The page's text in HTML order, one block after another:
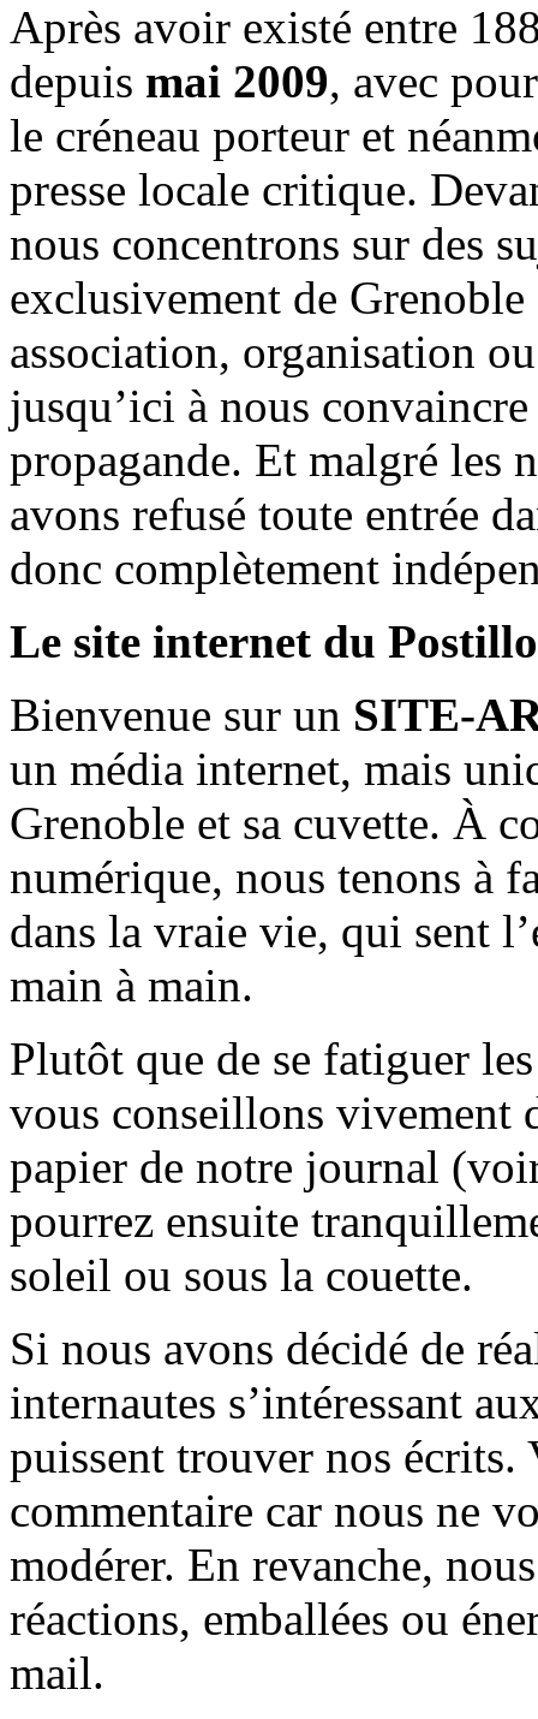
Après avoir existé entre
depuis mai 2009, avec
le créneau porteur et
presse locale critique.
nous concentrons sur des
exclusivement de
association, organisation
jusqu’ici à nous
propagande. Et malgré les
avons refusé toute entrée
donc complètement
Le site internet du
Bienvenue sur un SITE-
un média internet, mais
Grenoble et sa cuvette. À
numérique, nous tenons à
dans la vraie vie, qui sent
main à main.
Plutôt que de se fatiguer
vous conseillons vivement
papier de notre journal
pourrez ensuite
soleil ou sous la couette.
Si nous avons décidé de
internautes s’intéressant
puissent trouver nos écrits.
commentaire car nous ne
modérer. En revanche,
réactions, emballées ou
mail.